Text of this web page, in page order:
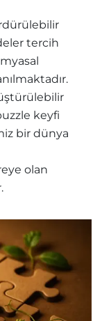
tercih
keyfi
bir dünya
olan